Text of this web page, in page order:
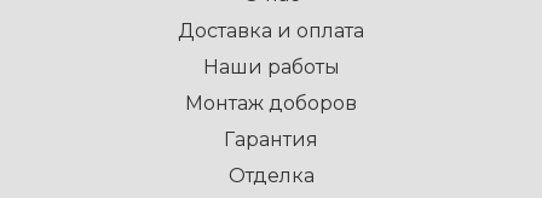
Доставка и оплата
Наши работы
Монтаж доборов
Гарантия
Отделка